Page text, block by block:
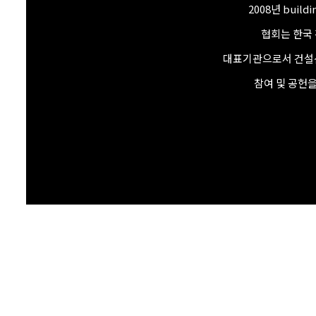
2008년
협회는 한
대표기관으로서 건
참여 및 공헌